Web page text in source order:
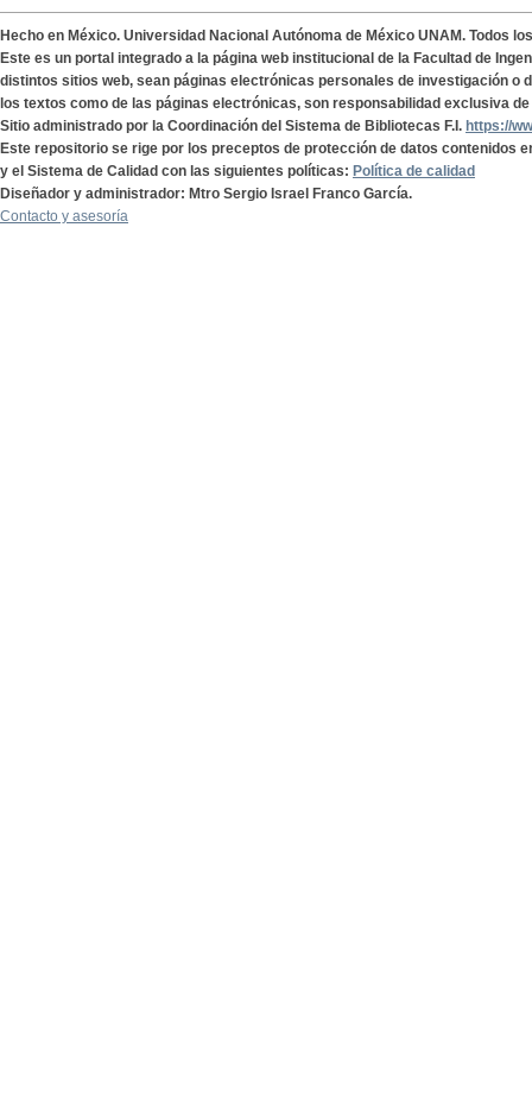
Hecho en México. Universidad Nacional Autónoma de México UNAM. Todos
Este es un portal integrado a la página web institucional de la Facultad de
distintos sitios web, sean páginas electrónicas personales de investigación o
los textos como de las páginas electrónicas, son responsabilidad exclusiva
Sitio administrado por la Coordinación del Sistema de Bibliotecas F.I. https://
Este repositorio se rige por los preceptos de protección de datos contenidos
y el Sistema de Calidad con las siguientes políticas: Política de calidad
Diseñador y administrador: Mtro Sergio Israel Franco García.
Contacto y asesoría